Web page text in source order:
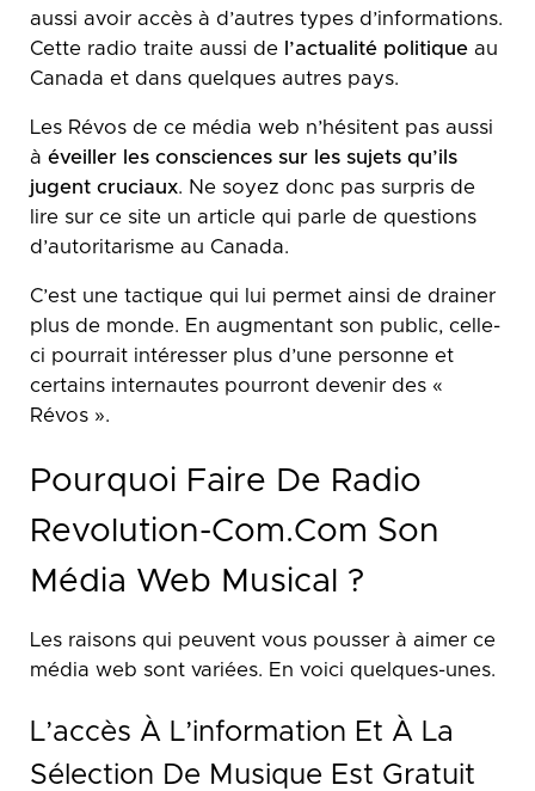
aussi avoir accès à d’autres types d’informations.
Cette radio traite aussi de
l’actualité politique au
Canada et dans quelques autres pays.
Les Révos de ce média web n’hésitent pas aussi
à éveiller les consciences sur les sujets qu’ils
jugent cruciaux. Ne soyez donc pas surpris de
lire sur ce site un article qui parle de questions
d’autoritarisme au Canada.
C’est une tactique qui lui permet ainsi de drainer
plus de monde. En augmentant son public, celle-
ci pourrait intéresser plus d’une personne et
certains internautes pourront devenir des «
Révos ».
Pourquoi Faire De Radio
Revolution-Com.com Son
Média Web Musical ?
Les raisons qui peuvent vous pousser à aimer ce
média web sont variées. En voici quelques-unes.
L’accès À L’information Et À La
Sélection De Musique Est Gratuit